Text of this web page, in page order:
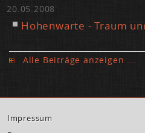
20.05.2008
Ho­hen­war­te - Traum
Al­le Bei­trä­ge an­zei­gen ...
Im­pres­sum